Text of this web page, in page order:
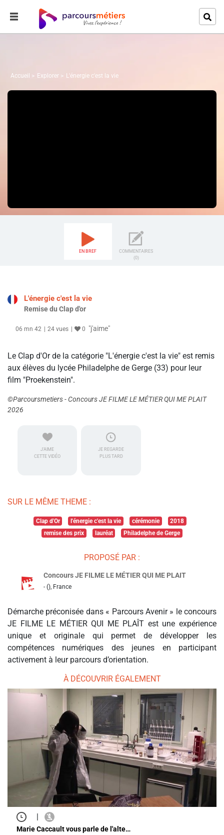
Accueil Explorer L'énergie c'est la vie
EN BREF
COMMENTAIRES
(0)
L'énergie c'est la vie
Remise du Clap d'or
06 mn 42 24 vues 0 "j'aime"
Le Clap d'Or de la catégorie "L'énergie c'est la vie" est remis
aux élèves du lycée Philadelphe de Gerge (33) pour leur
film "Proekenstein".
©Parcoursmetiers - Concours JE FILME LE MÉTIER QUI ME PLAIT
2026
J'AIME
CETTE VIDÉO
JE REGARDE
PLUS TARD
SUR LE MÊME THEME :
Clap d'Or l'énergie c'est la vie cérémonie
2018
remise des prix
lauréat Philadelphe de Gerge
PROPOSÉ PAR :
Concours JE FILME LE MÉTIER QUI ME PLAIT
- (), France
Démarche préconisée dans « Parcours Avenir » le concours
JE FILME LE MÉTIER QUI ME PLAÎT est une expérience
unique et originale qui permet de développer les
compétences numériques des jeunes en participant
activement à leur parcours d’orientation.
À DÉCOUVRIR ÉGALEMENT
|
Marie Caccault vous parle de l'alte…